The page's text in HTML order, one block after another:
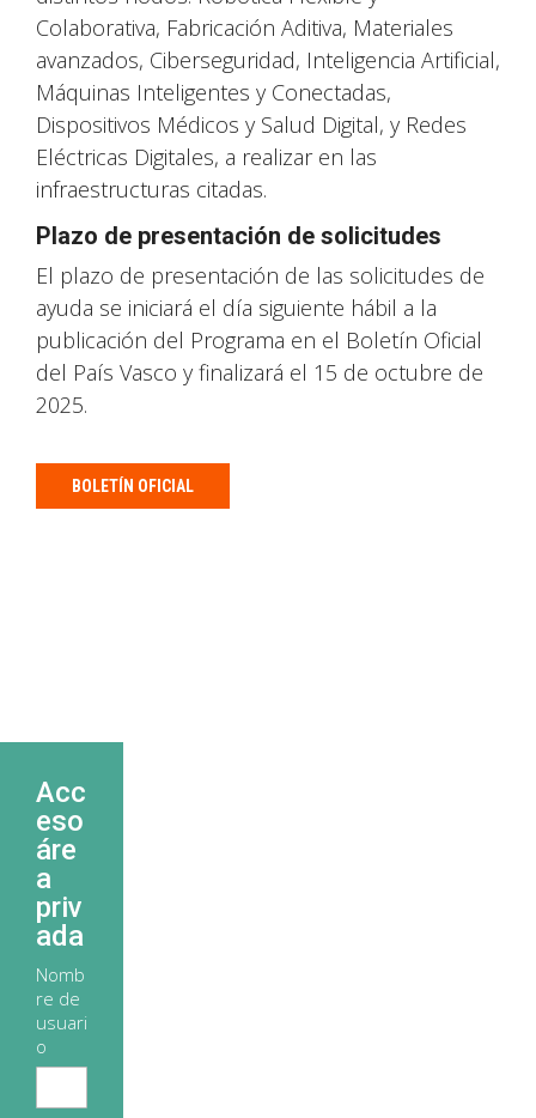
Colaborativa, Fabricación Aditiva, Materiales
avanzados, Ciberseguridad, Inteligencia Artificial,
Máquinas Inteligentes y Conectadas,
Dispositivos Médicos y Salud Digital, y Redes
Eléctricas Digitales, a realizar en las
infraestructuras citadas.
Plazo de presentación de solicitudes
El plazo de presentación de las solicitudes de
ayuda se iniciará el día siguiente hábil a la
publicación del Programa en el Boletín Oficial
del País Vasco y finalizará el 15 de octubre de
2025.
BOLETÍN OFICIAL
Acc
eso
áre
a
priv
ada
Nomb
re de
usuari
o